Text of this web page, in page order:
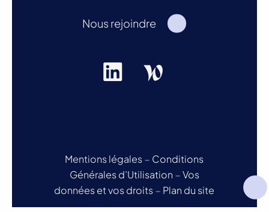
Nous rejoindre
Mentions légales – Conditions
Générales d’Utilisation –Vos
données et vos droits – Plan du site